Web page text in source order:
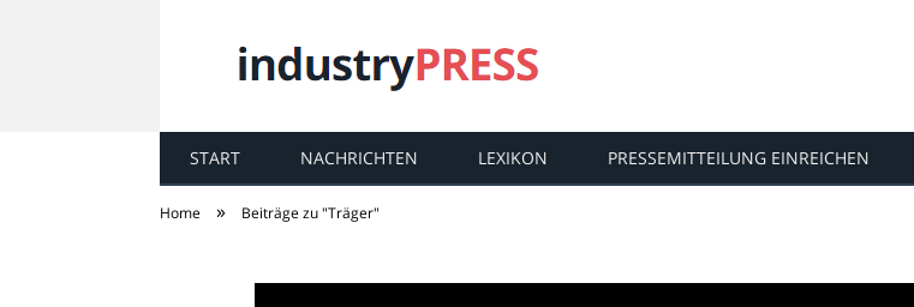
industryPRESS
START NACHRICHTEN LEXIKON PRESSEMITTEILUNG EINREICHEN
Home » Beiträge zu "Träger"